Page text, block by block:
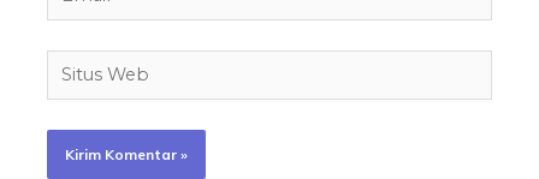
Situs
Web